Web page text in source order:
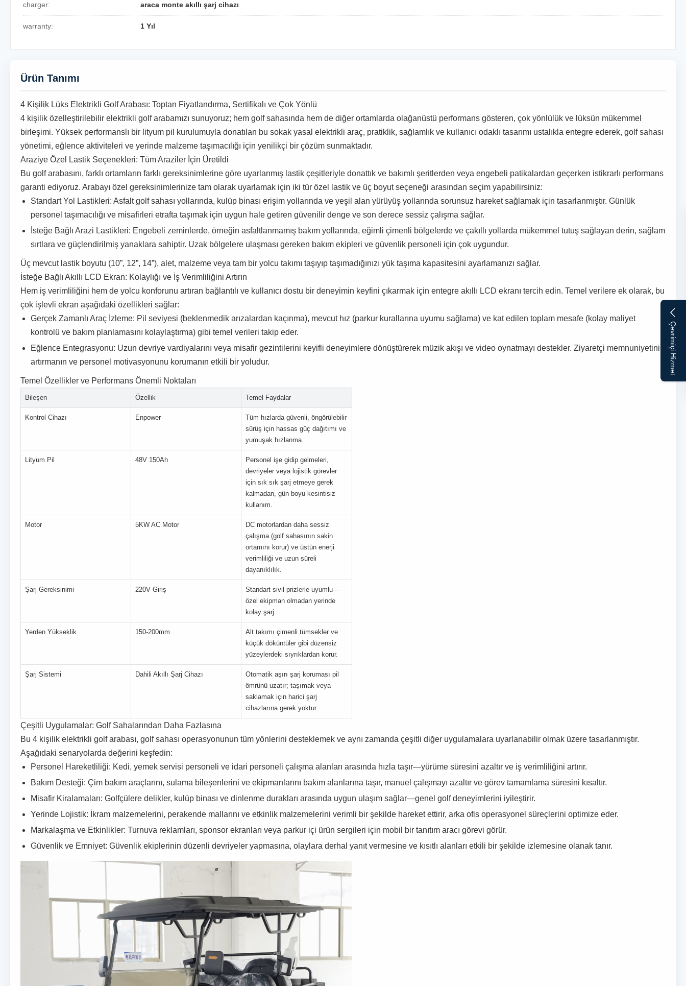
Çevrimiçi Hizmet
charger: araca monte akıllı şarj cihazı
warranty: 1 Yıl
Ürün Tanımı
4 Kişilik Lüks Elektrikli Golf Arabası: Toptan Fiyatlandırma, Sertifikalı ve Çok Yönlü
4 kişilik özelleştirilebilir elektrikli golf arabamızı sunuyoruz; hem golf sahasında hem de diğer ortamlarda olağanüstü performans gösteren, çok yönlülük ve lüksün mükemmel
birleşimi. Yüksek performanslı bir lityum pil kurulumuyla donatılan bu sokak yasal elektrikli araç, pratiklik, sağlamlık ve kullanıcı odaklı tasarımı ustalıkla entegre ederek, golf sahası
yönetimi, eğlence aktiviteleri ve yerinde malzeme taşımacılığı için yenilikçi bir çözüm sunmaktadır.
Araziye Özel Lastik Seçenekleri: Tüm Araziler İçin Üretildi
Bu golf arabasını, farklı ortamların farklı gereksinimlerine göre uyarlanmış lastik çeşitleriyle donattık ve bakımlı şeritlerden veya engebeli patikalardan geçerken istikrarlı performans
garanti ediyoruz. Arabayı özel gereksinimlerinize tam olarak uyarlamak için iki tür özel lastik ve üç boyut seçeneği arasından seçim yapabilirsiniz:
Standart Yol Lastikleri: Asfalt golf sahası yollarında, kulüp binası erişim yollarında ve yeşil alan yürüyüş yollarında sorunsuz hareket sağlamak için tasarlanmıştır. Günlük
personel taşımacılığı ve misafirleri etrafta taşımak için uygun hale getiren güvenilir denge ve son derece sessiz çalışma sağlar.
İsteğe Bağlı Arazi Lastikleri: Engebeli zeminlerde, örneğin asfaltlanmamış bakım yollarında, eğimli çimenli bölgelerde ve çakıllı yollarda mükemmel tutuş sağlayan derin, sağlam
sırtlara ve güçlendirilmiş yanaklara sahiptir. Uzak bölgelere ulaşması gereken bakım ekipleri ve güvenlik personeli için çok uygundur.
Üç mevcut lastik boyutu (10”, 12”, 14”), alet, malzeme veya tam bir yolcu takımı taşıyıp taşımadığınızı yük taşıma kapasitesini ayarlamanızı sağlar.
İsteğe Bağlı Akıllı LCD Ekran: Kolaylığı ve İş Verimliliğini Artırın
Hem iş verimliliğini hem de yolcu konforunu artıran bağlantılı ve kullanıcı dostu bir deneyimin keyfini çıkarmak için entegre akıllı LCD ekranı tercih edin. Temel verilere ek olarak, bu
çok işlevli ekran aşağıdaki özellikleri sağlar:
Gerçek Zamanlı Araç İzleme: Pil seviyesi (beklenmedik arızalardan kaçınma), mevcut hız (parkur kurallarına uyumu sağlama) ve kat edilen toplam mesafe (kolay maliyet
kontrolü ve bakım planlamasını kolaylaştırma) gibi temel verileri takip eder.
Eğlence Entegrasyonu: Uzun devriye vardiyalarını veya misafir gezintilerini keyifli deneyimlere dönüştürerek müzik akışı ve video oynatmayı destekler. Ziyaretçi memnuniyetini
artırmanın ve personel motivasyonunu korumanın etkili bir yoludur.
Temel Özellikler ve Performans Önemli Noktaları
Bileşen Özellik Temel Faydalar
Kontrol Cihazı Enpower
Tüm hızlarda güvenli, öngörülebilir
sürüş için hassas güç dağıtımı ve
yumuşak hızlanma.
Lityum Pil 48V 150Ah
Personel işe gidip gelmeleri,
devriyeler veya lojistik görevler
için sık sık şarj etmeye gerek
kalmadan, gün boyu kesintisiz
kullanım.
Motor 5KW AC Motor
DC motorlardan daha sessiz
çalışma (golf sahasının sakin
ortamını korur) ve üstün enerji
verimliliği ve uzun süreli
dayanıklılık.
Şarj Gereksinimi 220V Giriş
Standart sivil prizlerle uyumlu—
özel ekipman olmadan yerinde
kolay şarj.
Yerden Yükseklik 150-200mm
Alt takımı çimenli tümsekler ve
küçük döküntüler gibi düzensiz
yüzeylerdeki sıyrıklardan korur.
Şarj Sistemi Dahili Akıllı Şarj Cihazı
Otomatik aşırı şarj koruması pil
ömrünü uzatır; taşımak veya
saklamak için harici şarj
cihazlarına gerek yoktur.
Çeşitli Uygulamalar: Golf Sahalarından Daha Fazlasına
Bu 4 kişilik elektrikli golf arabası, golf sahası operasyonunun tüm yönlerini desteklemek ve aynı zamanda çeşitli diğer uygulamalara uyarlanabilir olmak üzere tasarlanmıştır.
Aşağıdaki senaryolarda değerini keşfedin:
Personel Hareketliliği: Kedi, yemek servisi personeli ve idari personeli çalışma alanları arasında hızla taşır—yürüme süresini azaltır ve iş verimliliğini artırır.
Bakım Desteği: Çim bakım araçlarını, sulama bileşenlerini ve ekipmanlarını bakım alanlarına taşır, manuel çalışmayı azaltır ve görev tamamlama süresini kısaltır.
Misafir Kiralamaları: Golfçülere delikler, kulüp binası ve dinlenme durakları arasında uygun ulaşım sağlar—genel golf deneyimlerini iyileştirir.
Yerinde Lojistik: İkram malzemelerini, perakende mallarını ve etkinlik malzemelerini verimli bir şekilde hareket ettirir, arka ofis operasyonel süreçlerini optimize eder.
Markalaşma ve Etkinlikler: Turnuva reklamları, sponsor ekranları veya parkur içi ürün sergileri için mobil bir tanıtım aracı görevi görür.
Güvenlik ve Emniyet: Güvenlik ekiplerinin düzenli devriyeler yapmasına, olaylara derhal yanıt vermesine ve kısıtlı alanları etkili bir şekilde izlemesine olanak tanır.